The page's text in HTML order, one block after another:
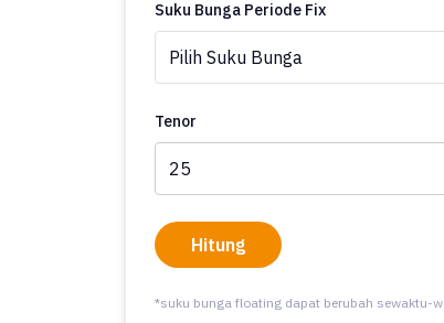
Suku Bunga Periode Fix
Tenor
Hitung
*suku bunga floating dapat berubah sewaktu-